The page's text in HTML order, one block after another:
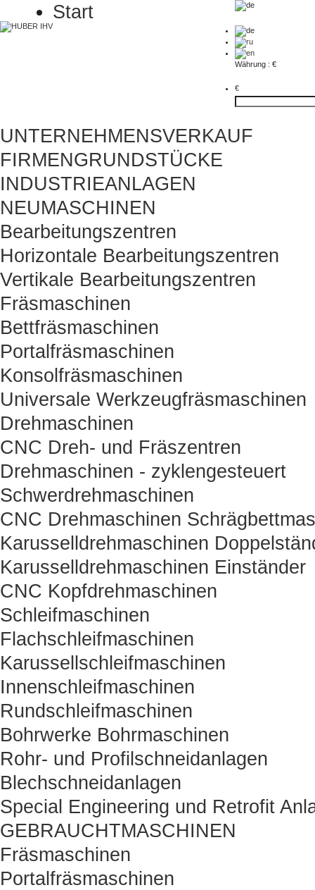
Währung : €
€
Start
UNTERNEHMENSVERKAUF
FIRMENGRUNDSTÜCKE
INDUSTRIEANLAGEN
NEUMASCHINEN
Bearbeitungszentren
Horizontale Bearbeitungszentren
Vertikale Bearbeitungszentren
Fräsmaschinen
Bettfräsmaschinen
Portalfräsmaschinen
Konsolfräsmaschinen
Universale Werkzeugfräsmaschinen
Drehmaschinen
CNC Dreh- und Fräszentren
Drehmaschinen - zyklengesteuert
Schwerdrehmaschinen
CNC Drehmaschinen
Karusselldrehmaschinen
Karusselldrehmaschinen Einständer
CNC Kopfdrehmaschinen
Schleifmaschinen
Flachschleifmaschinen
Karussellschleifmaschinen
Innenschleifmaschinen
Rundschleifmaschinen
Bohrwerke Bohrmaschinen
Rohr- und Profilschneidanlagen
Blechschneidanlagen
Special Engineering und Retrofit
GEBRAUCHTMASCHINEN
Fräsmaschinen
Portalfräsmaschinen